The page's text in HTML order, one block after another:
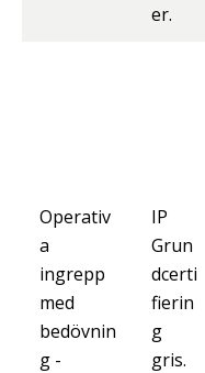
er.
Operativ
a
ingrepp
med
bedövnin
g -
IP
Grun
dcerti
fierin
g
gris.